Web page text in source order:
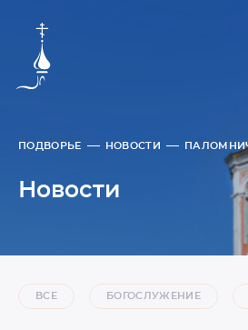
ПОДВОРЬЕ НОВОСТИ
Новости
ВСЕ БОГОСЛУЖЕНИЕ